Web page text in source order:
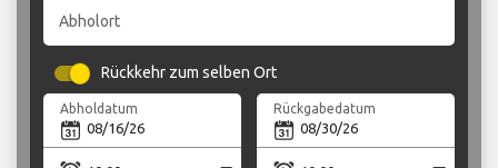
Abholort
Rückkehr zum selben Ort
Abholdatum Rückgabedatum